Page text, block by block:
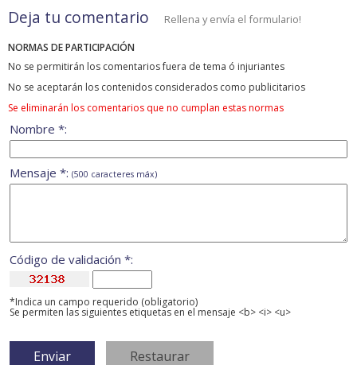
Deja tu comentario Rellena y envía el formulario!
NORMAS DE PARTICIPACIÓN
No se permitirán los comentarios fuera de tema ó injuriantes
No se aceptarán los contenidos considerados como publicitarios
Se eliminarán los comentarios que no cumplan estas normas
Nombre *:
Mensaje *: (500 caracteres máx)
Código de validación *:
*Indica un campo requerido (obligatorio)
Se permiten las siguientes etiquetas en el mensaje <b> <i> <u>